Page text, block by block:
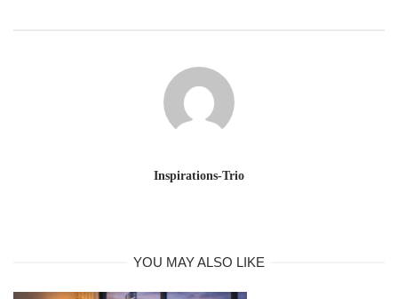
Inspirations-Trio
YOU MAY ALSO LIKE